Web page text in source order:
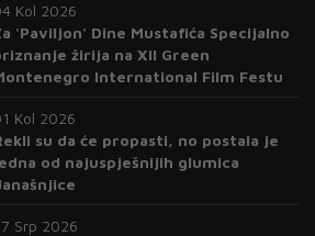
Kol 2026
'Paviljon' Dine Mustafića Specijalno
žirija na XII Green
International Film Festu
Kol 2026
su da će propasti, no postala je
od najuspješnijih glumica
Srp 2026